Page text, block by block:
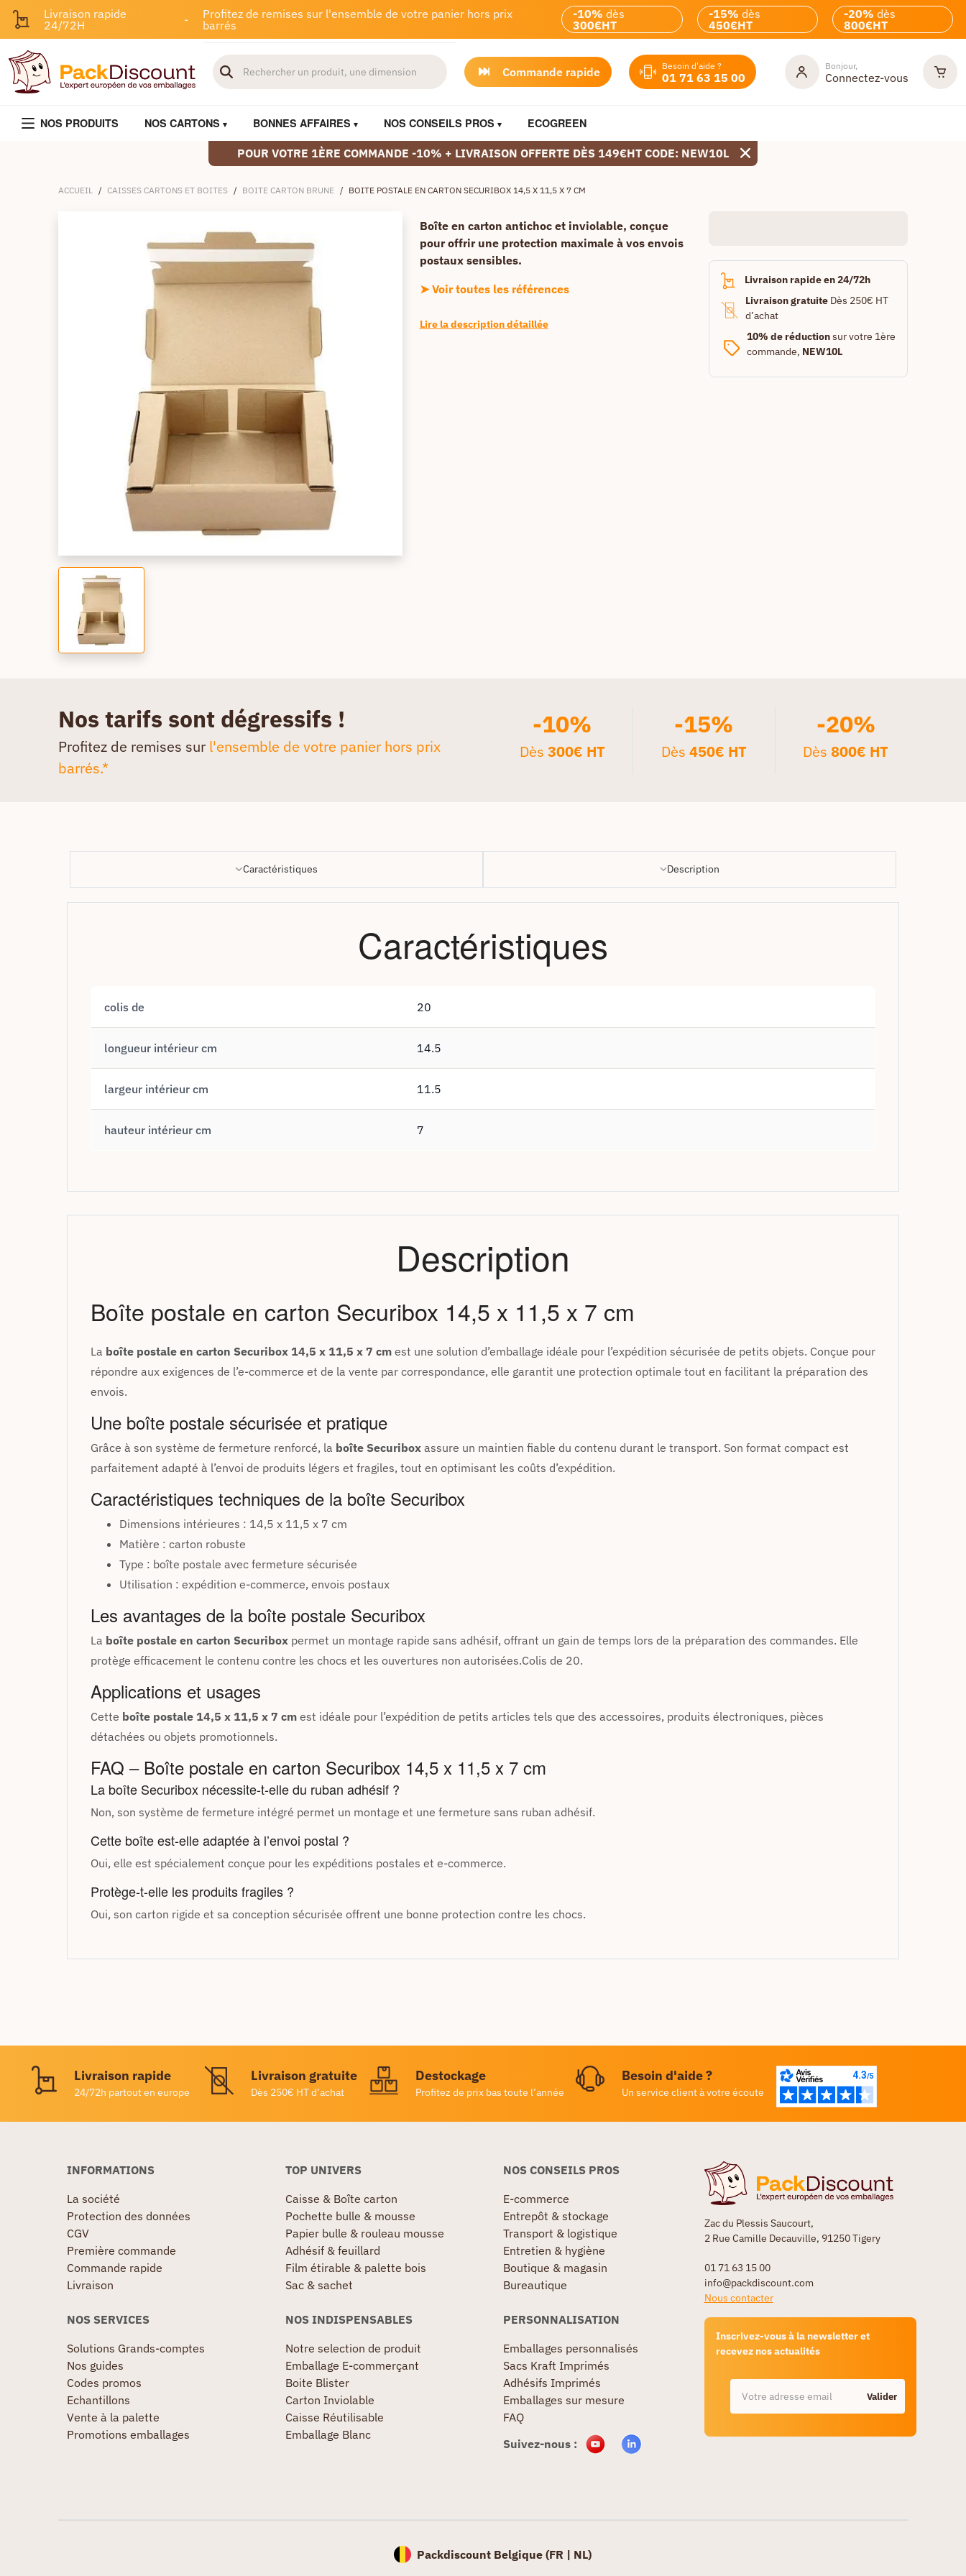
Livraison rapide
24/72H
-
Profitez de remises sur l'ensemble de votre panier hors prix
barrés
-10% dès
300€HT
-15% dès
450€HT
-20% dès
800€HT
Commande rapide Besoin d'aide ?
01 71 63 15 00
Bonjour,
Connectez-vous
NOS PRODUITS NOS CARTONS BONNES AFFAIRES NOS CONSEILS PROS ECOGREEN
POUR VOTRE 1ÈRE COMMANDE -10% + LIVRAISON OFFERTE DÈS 149€HT CODE: NEW10L
ACCUEIL / CAISSES CARTONS ET BOITES / BOITE CARTON BRUNE / BOITE POSTALE EN CARTON SECURIBOX 14,5 X 11,5 X 7 CM
Boîte en carton antichoc et inviolable, conçue
pour offrir une protection maximale à vos envois
postaux sensibles.
➤ Voir toutes les références
Lire la description détaillée
Livraison rapide en 24/72h
Livraison gratuiteDès 250€ HT
d’achat
10% de réductionsur votre 1ère
commande, NEW10L
Nos tarifs sont dégressifs !
Profitez de remises sur l'ensemble de votre panier hors prix
barrés.*
-10%
Dès 300€ HT
-15%
Dès 450€ HT
-20%
Dès800€ HT
Caractéristiques Description
Caractéristiques
colis de 20
longueur intérieur cm 14.5
largeur intérieur cm 11.5
hauteur intérieur cm 7
Description
Boîte postale en carton Securibox 14,5 x 11,5 x 7 cm
La boîte postale en carton Securibox 14,5 x 11,5 x 7 cm est une solution d’emballage idéale pour l’expédition sécurisée de petits objets. Conçue pour
répondre aux exigences de l’e-commerce et de la vente par correspondance, elle garantit une protection optimale tout en facilitant la préparation des
envois.
Une boîte postale sécurisée et pratique
Grâce à son système de fermeture renforcé, la boîte Securibox assure un maintien fiable du contenu durant le transport. Son format compact est
parfaitement adapté à l’envoi de produits légers et fragiles, tout en optimisant les coûts d’expédition.
Caractéristiques techniques de la boîte Securibox
Dimensions intérieures : 14,5 x 11,5 x 7 cm
Matière : carton robuste
Type : boîte postale avec fermeture sécurisée
Utilisation : expédition e-commerce, envois postaux
Les avantages de la boîte postale Securibox
La boîte postale en carton Securibox permet un montage rapide sans adhésif, offrant un gain de temps lors de la préparation des commandes. Elle
protège efficacement le contenu contre les chocs et les ouvertures non autorisées.Colis de 20.
Applications et usages
Cette boîte postale 14,5 x 11,5 x 7 cm est idéale pour l’expédition de petits articles tels que des accessoires, produits électroniques, pièces
détachées ou objets promotionnels.
FAQ – Boîte postale en carton Securibox 14,5 x 11,5 x 7 cm
La boîte Securibox nécessite-t-elle du ruban adhésif ?
Non, son système de fermeture intégré permet un montage et une fermeture sans ruban adhésif.
Cette boîte est-elle adaptée à l’envoi postal ?
Oui, elle est spécialement conçue pour les expéditions postales et e-commerce.
Protège-t-elle les produits fragiles ?
Oui, son carton rigide et sa conception sécurisée offrent une bonne protection contre les chocs.
Livraison rapide
24/72h partout en europe
Livraison gratuite
Dès 250€ HT d’achat
Destockage
Profitez de prix bas toute l’année
Besoin d'aide ?
Un service client à votre écoute
Zac du Plessis Saucourt,
2 Rue Camille Decauville, 91250 Tigery
01 71 63 15 00
info@packdiscount.com
Nous contacter
Inscrivez-vous à la newsletter et
recevez nos actualités
Valider
INFORMATIONS
La société
Protection des données
CGV
Première commande
Commande rapide
Livraison
TOP UNIVERS
Caisse & Boîte carton
Pochette bulle & mousse
Papier bulle & rouleau mousse
Adhésif & feuillard
Film étirable & palette bois
Sac & sachet
NOS CONSEILS PROS
E-commerce
Entrepôt & stockage
Transport & logistique
Entretien & hygiène
Boutique & magasin
Bureautique
NOS SERVICES
Solutions Grands-comptes
Nos guides
Codes promos
Echantillons
Vente à la palette
Promotions emballages
NOS INDISPENSABLES
Notre selection de produit
Emballage E-commerçant
Boite Blister
Carton Inviolable
Caisse Réutilisable
Emballage Blanc
PERSONNALISATION
Emballages personnalisés
Sacs Kraft Imprimés
Adhésifs Imprimés
Emballages sur mesure
FAQ
Suivez-nous :
Packdiscount Belgique (FR | NL)
inoubliable. Pour plus d'informations sur les cookies que nous utilisons, ouvrez les
Accepter tout
Refuser